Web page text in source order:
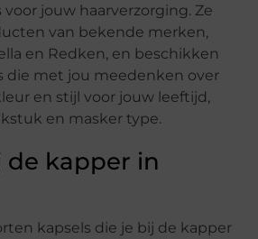
jouw haarverzorging. Ze
van bekende merken,
en Redken, en beschikken
die met jou meedenken over
en stijl voor jouw leeftijd,
en masker type.
de kapper in
kapsels die je bij de kapper